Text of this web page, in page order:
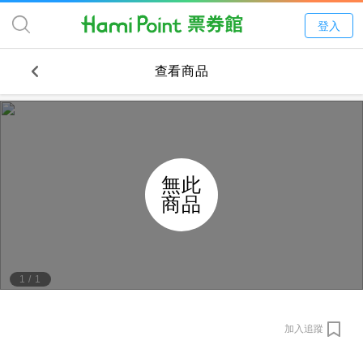
登入
查看商品
1 / 1
無此
商品
加入追蹤